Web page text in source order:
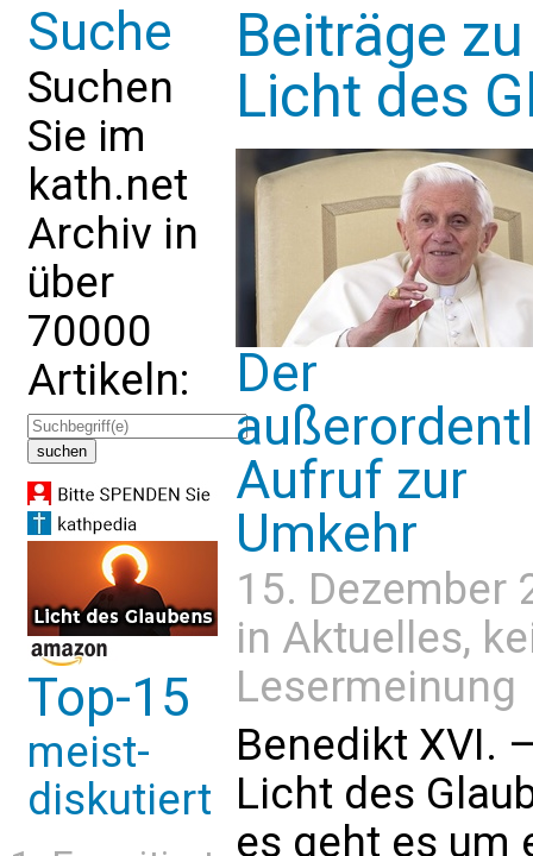
Suche
Suchen
Sie im
kath.net
Archiv in
über
70000
Artikeln:
Top-15
meist-
diskutiert
Beiträge
Licht des
Der
Aufruf zur
Umkehr
15. Dezember
in Aktuelles,
Lesermeinung
Benedikt XVI.
Licht des
es geht es um